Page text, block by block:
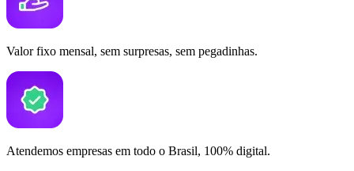
Valor fixo mensal, sem surpresas, sem pegadinhas.
Atendemos empresas em todo o Brasil, 100% digital.